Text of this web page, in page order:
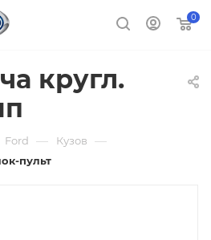
0
кругл.
Ford — Кузов —
пульт